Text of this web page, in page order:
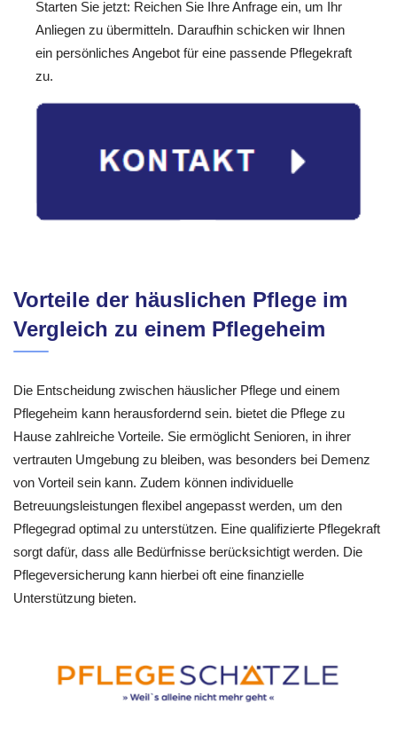
Starten Sie jetzt: Reichen Sie Ihre Anfrage ein, um Ihr
Anliegen zu übermitteln. Daraufhin schicken wir Ihnen
ein persönliches Angebot für eine passende Pflegekraft
zu.
Vorteile der häuslichen Pflege im
Vergleich zu einem Pflegeheim
Die Entscheidung zwischen häuslicher Pflege und einem
Pflegeheim kann herausfordernd sein. bietet die Pflege zu
Hause zahlreiche Vorteile. Sie ermöglicht Senioren, in ihrer
vertrauten Umgebung zu bleiben, was besonders bei Demenz
von Vorteil sein kann. Zudem können individuelle
Betreuungsleistungen flexibel angepasst werden, um den
Pflegegrad optimal zu unterstützen. Eine qualifizierte Pflegekraft
sorgt dafür, dass alle Bedürfnisse berücksichtigt werden. Die
Pflegeversicherung kann hierbei oft eine finanzielle
Unterstützung bieten.